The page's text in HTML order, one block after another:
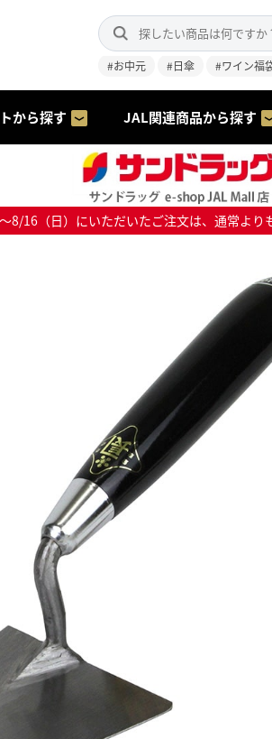
#お中元 #日傘 #ワイン福
から探す JAL関連商品から探す
16（日）にいただいたご注文は、通常より